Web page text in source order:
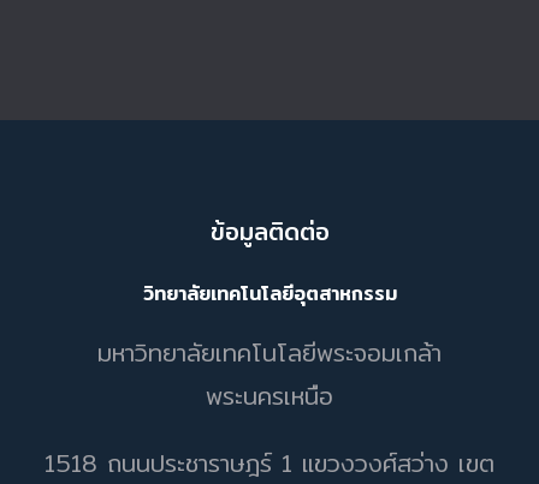
ข้อมูลติดต่อ
วิทยาลัยเทคโนโลยีอุตสาหกรรม
มหาวิทยาลัยเทคโนโลยีพระจอมเกล้า
พระนครเหนือ
1518 ถนนประชาราษฎร์ 1 แขวงวงศ์สว่าง เขต